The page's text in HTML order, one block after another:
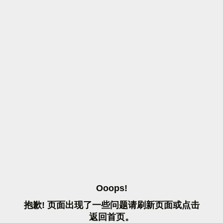
OOOPS!
抱歉! 页面出现了一些问题请刷 新页面或点击
返 回首页。